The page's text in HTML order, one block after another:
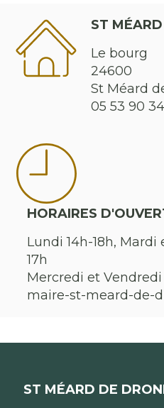
ST
Le bourg
24600
St Méard
05 53 90
HORAIRES
Lundi 14h-18h, Mardi
17h
Mercredi et Vendredi
maire-st-meard-de-
ST MÉARD DE